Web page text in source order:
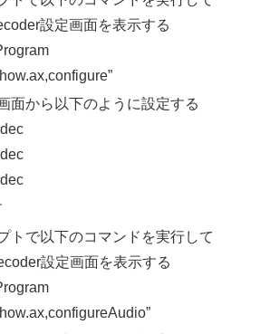
設定画面を表示する
面から以下のように設定する
トで以下のコマンドを実行して
設定画面を表示する